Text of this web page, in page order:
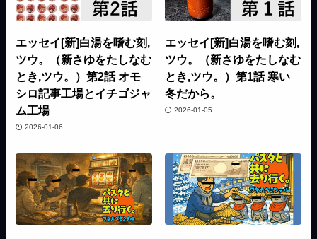
エッセイ[新]白湯を嗜む刻,
ツウ。（新さゆをたしなむ
とき,ツウ。）第2話 オモ
シロ記事工場とイチゴジャ
ム工場
2026-01-06
エッセイ[新]白湯を嗜む刻,
ツウ。（新さゆをたしなむ
とき,ツウ。）第1話 寒い
冬だから。
2026-01-05